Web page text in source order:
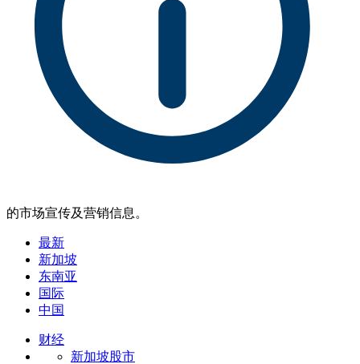
的市场宣传及营销信息。
最新
新加坡
东南亚
国际
中国
财经
新加坡股市